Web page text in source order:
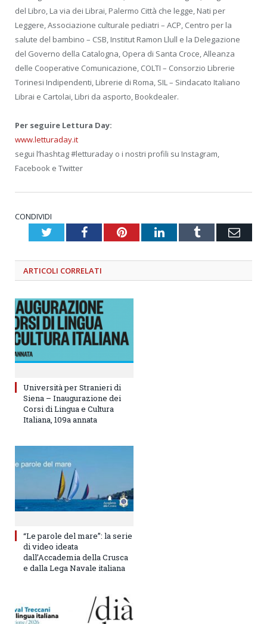
del Libro, La via dei Librai, Palermo Città che legge, Nati per
Leggere, Associazione culturale pediatri – ACP, Centro per la
salute del bambino – CSB, Institut Ramon Llull e la Delegazione
del Governo della Catalogna, Opera di Santa Croce, Alleanza
delle Cooperative Comunicazione, COLTI – Consorzio Librerie
Torinesi Indipendenti, Librerie di Roma, SIL – Sindacato Italiano
Librai e Cartolai, Libri da asporto, Bookdealer.
Per seguire Lettura Day:
www.letturaday.it
segui l’hashtag #letturaday o i nostri profili su Instagram,
Facebook e Twitter
CONDIVIDI
TwitterFacebookPinterestLinkedInTumblr
ARTICOLI CORRELATI
Università per Stranieri di
Siena – Inaugurazione dei
Corsi di Lingua e Cultura
Italiana, 109a annata
“Le parole del mare”: la serie
di video ideata
dall’Accademia della Crusca
e dalla Lega Navale italiana